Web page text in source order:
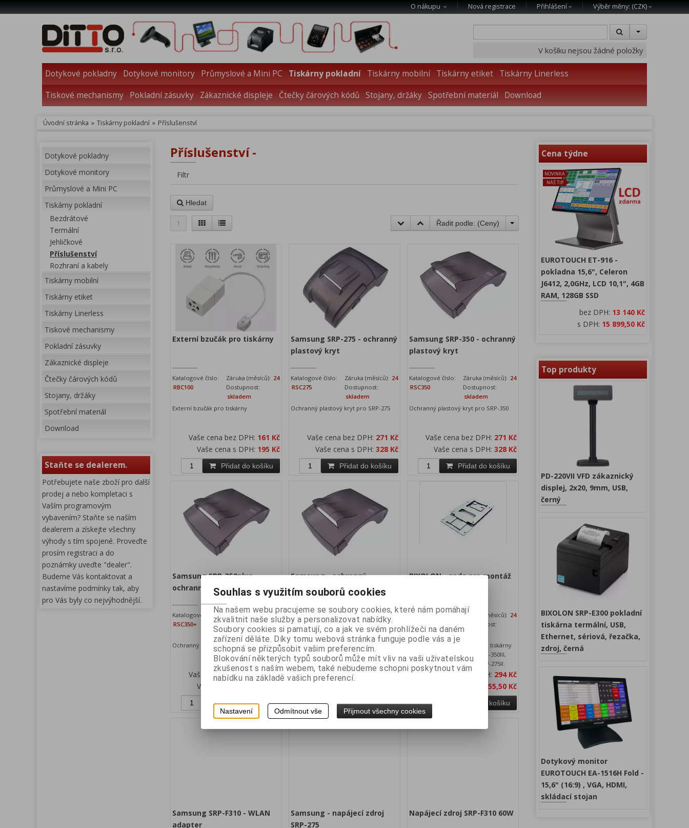
O nákupu Nová registrace Přihlášení Výběr měny: (CZK)
V košíku nejsou žádné položky
Dotykové pokladny Dotykové monitory Průmyslové a Mini PC Tiskárny pokladní Tiskárny mobilní Tiskárny etiket
Tiskárny Linerless
Tiskové mechanismy
Pokladní zásuvky Zákaznické displeje Čtečky čárových kódů Stojany, držáky Spotřební materiál Download
Úvodní stránka » Tiskárny pokladní » Příslušenství
Dotykové pokladny
Dotykové monitory
Průmyslové a Mini PC
Tiskárny pokladní
Bezdrátové
Termální
Jehličkové
Příslušenství
Rozhraní a kabely
Tiskárny mobilní
Tiskárny etiket
Tiskárny Linerless
Tiskové mechanismy
Pokladní zásuvky
Zákaznické displeje
Čtečky čárových kódů
Stojany, držáky
Spotřební materiál
Download
Staňte se dealerem.
Potřebujete naše zboží pro další
prodej a nebo kompletaci s
Vaším programovým
vybavením? Staňte se naším
dealerem a získejte všechny
výhody s tím spojené. Proveďte
prosím registraci a do
poznámky uveďte "dealer".
Budeme Vás kontaktovat a
nastavíme podmínky tak, aby
pro Vás byly co nejvýhodnější.
Příslušenství -
Filtr
Hledat
1 Řadit podle: (Ceny)
Externí bzučák pro tiskárny
Katalogové číslo:
RBC100
Záruka (měsíců): 24
Dostupnost:
skladem
Externí bzučák pro tiskárny
Vaše cena bez DPH: 161 Kč
Vaše cena s DPH: 195 Kč
Přidat do košíku
Samsung SRP-275 - ochranný
plastový kryt
Katalogové číslo:
RSC275
Záruka (měsíců): 24
Dostupnost:
skladem
Ochranný plastový kryt pro SRP-275
Vaše cena bez DPH: 271 Kč
Vaše cena s DPH: 328 Kč
Přidat do košíku
Samsung SRP-350 - ochranný
plastový kryt
Katalogové číslo:
RSC350
Záruka (měsíců): 24
Dostupnost:
skladem
Ochranný plastový kryt pro SRP-350
Vaše cena bez DPH: 271 Kč
Vaše cena s DPH: 328 Kč
Přidat do košíku
Samsung SRP-350plus -
ochranný plastový kryt
Katalogové číslo:
RSC350+
Záruka (měsíců): 24
Dostupnost:
skladem
Ochranný plastový kryt pro SRP-350
Vaše cena bez DPH:271 Kč
Vaše cena s DPH:
Přidat do košíku
Samsung - ochranný
plastový kryt SRP-350III, SRP-
Katalogové číslo:
RSC350III
Záruka (měsíců): 24
Dostupnost:
skladem
Ochranný plastový kryt pro tiskárny
SRP350plusIII a SRP350III.
Vaše cena bez DPH:271 Kč
Přidat do košíku
BIXOLON - sada pro montáž
Katalogové číslo:
RWM350
Záruka (měsíců): 24
Dostupnost:
Sada pro montáž na zeď pro tiskárny
SRP-350V, SRP-350plusV, SRP-350III,
SRP-350plusIII, SRP-275 a SRP-275II.
Vaše cena bez DPH: 294 Kč
355,50 Kč
Přidat do košíku
Samsung SRP-F310 - WLAN
adapter
Samsung - napájecí zdroj
SRP-275
Napájecí zdroj SRP-F310 60W
Cena týdne
NOVINKA
NÁŠ TIP
EUROTOUCH ET-916 -
pokladna 15,6", Celeron
J6412, 2,0GHz, LCD 10,1", 4GB
RAM, 128GB SSD
bez DPH: 13 140 Kč
s DPH: 15 899,50 Kč
Top produkty
PD-220VII VFD zákaznický
displej, 2x20, 9mm, USB,
černý
BIXOLON SRP-E300 pokladní
tiskárna termální, USB,
Ethernet, sériová, řezačka,
zdroj, černá
Dotykový monitor
EUROTOUCH EA-1516H Fold -
15,6" (16:9) , VGA, HDMI,
skládací stojan
Souhlas s využitím souborů cookies
Na našem webu pracujeme se soubory cookies, které nám pomáhají
zkvalitnit naše služby a personalizovat nabídky.
Soubory cookies si pamatují, co a jak ve svém prohlížeči na daném
zařízení děláte. Díky tomu webová stránka funguje podle vás a je
schopná se přizpůsobit vašim preferencím.
Blokování některých typů souborů může mít vliv na vaši uživatelskou
zkušenost s naším webem, také nebudeme schopni poskytnout vám
nabídku na základě vašich preferencí.
Nastavení Odmítnout vše Přijmout všechny cookies